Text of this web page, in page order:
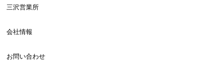
三沢営業所
会社情報
お問い合わせ